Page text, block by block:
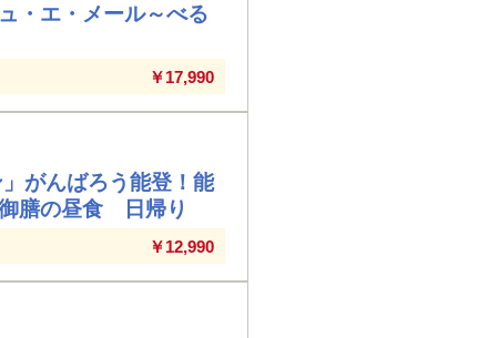
エ・メール～べる
￥17,990
がんばろう能登！能
膳の昼食 日帰り
￥12,990